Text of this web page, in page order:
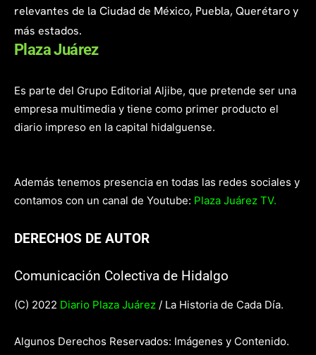
relevantes de la Ciudad de México, Puebla, Querétaro y
más estados.
Plaza Juárez
Es parte del Grupo Editorial Aljibe, que pretende ser una
empresa multimedia y tiene como primer producto el
diario impreso en la capital hidalguense.
Además tenemos presencia en todas las redes sociales y
contamos con un canal de Youtube: Plaza Juárez TV.
DERECHOS DE AUTOR
Comunicación Colectiva de Hidalgo
(C) 2022 Diario Plaza Juárez / La Historia de Cada Día.
Algunos Derechos Reservados: Imágenes y Contenido.